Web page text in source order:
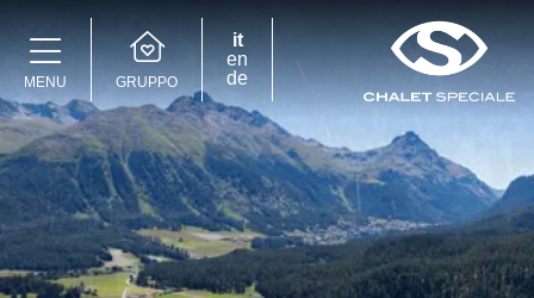
MENU GRUPPO
Speciale Group
Speciale Home
Hotel Bernina Hospiz
2309 Restaurant
Chalet Speciale
it
en
de